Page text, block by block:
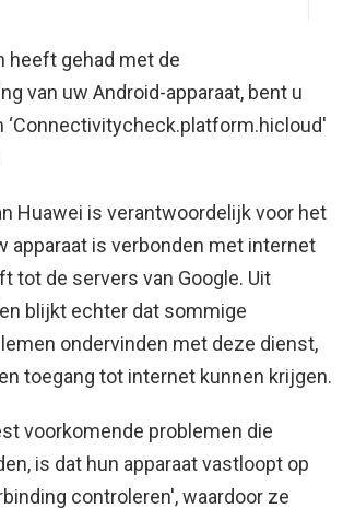
heeft gehad met de
van uw Android-apparaat, bent u
‘Connectivitycheck.platform.hicloud'
Huawei is verantwoordelijk voor het
apparaat is verbonden met internet
tot de servers van Google. Uit
blijkt echter dat sommige
ondervinden met deze dienst,
toegang tot internet kunnen krijgen.
voorkomende problemen die
is dat hun apparaat vastloopt op
controleren', waardoor ze